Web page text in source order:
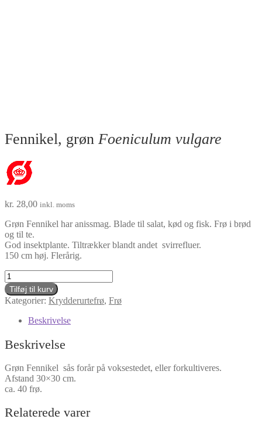
Fennikel, grøn Foeniculum vulgare
kr. 28,00 inkl. moms
Grøn Fennikel har anissmag. Blade til salat, kød og fisk. Frø i brød
og til te.
God insektplante. Tiltrækker blandt andet svirrefluer.
150 cm høj. Flerårig.
Fennikel,
grøn
Foeniculum
vulgare
antal
Tilføj til kurv
Kategorier: Krydderurtefrø, Frø
Beskrivelse
Beskrivelse
Grøn Fennikel sås forår på voksestedet, eller forkultiveres.
Afstand 30×30 cm.
ca. 40 frø.
Relaterede varer